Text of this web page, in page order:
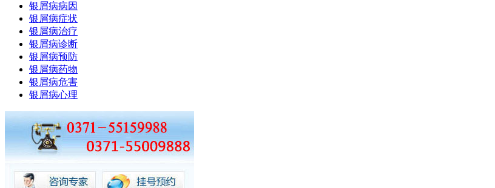
银屑病病因
银屑病症状
银屑病治疗
银屑病诊断
银屑病预防
银屑病药物
银屑病危害
银屑病心理